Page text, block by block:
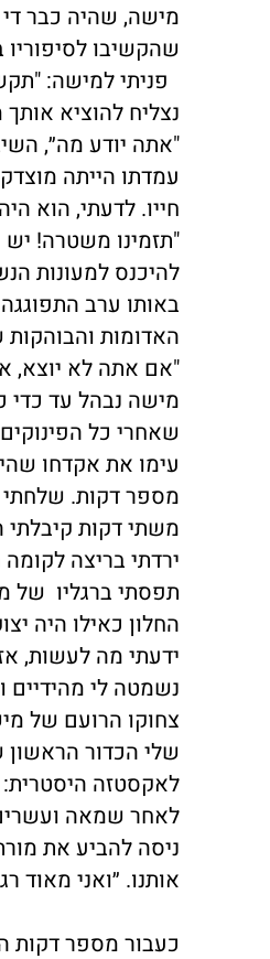
מישה, שהיה כבר
שהקשיבו לסיפוריו
פניתי למישה:
נצליח להוציא
"אתה יודע מה״,
עמדתו הייתה
חייו. לדעתי, הוא
"תזמינו משטרה!
להיכנס למעונות
באותו ערב
האדומות והבוהקות
"אם אתה לא יוצא,
מישה נבהל עד כדי
שאחרי כל
עימו את אקדחו
מספר דקות. שלחתי
משתי דקות
ירדתי בריצה
תפסתי ברגליו של
החלון כאילו היה
ידעתי מה לעשות,
נשמטה לי
צחוקו הרועם של
שלי הכדור
לאקסטזה
לאחר שמאה
ניסה להביע את
אותנו. ״ואני מאוד רגיש